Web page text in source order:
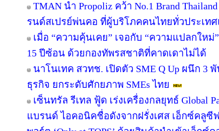
TMAN นำ Propoliz คว้า No.1 Brand
รนด์สเปรย์พ่นคอ ที่ผู้บริโภคคนไทยทั่วประเทศ
เมื่อ “ความคุ้นเคย” เจอกับ “ความแปลกใหม่
15 ปีซ้อน ด้วยกองทัพรสชาติที่คาดเดาไม่ได้
นาโนเทค สวทช. เปิดตัว SME Q Up ผนึก
ธุรกิจ ยกระดับศักยภาพ SMEs ไทย
เซ็นทรัล รีเทล ฟู้ด เร่งเครื่องกลยุทธ์ Global
แบรนด์ ไอคอนิคชื่อดังจากฝรั่งเศส เอ็กซ์คลูซี